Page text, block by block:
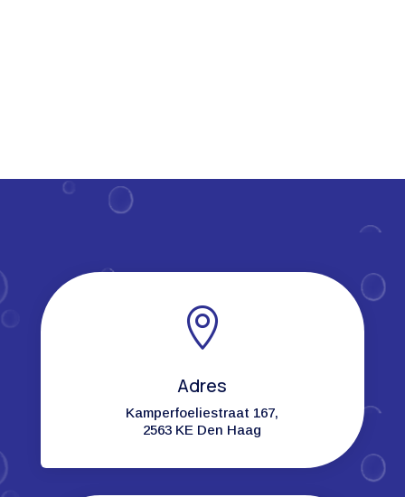

Adres
Kamperfoeliestraat 167,
2563 KE Den Haag